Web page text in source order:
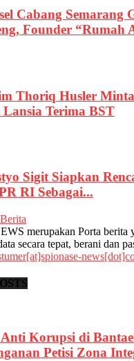
Cabang Semarang
Founder “Rumah
Thoriq Husler Minta
Terima BST
Sigit Siapkan
RI Sebagai...
merupakan Porta berita
secara tepat, berani dan
Korupsi di
Petisi Zona